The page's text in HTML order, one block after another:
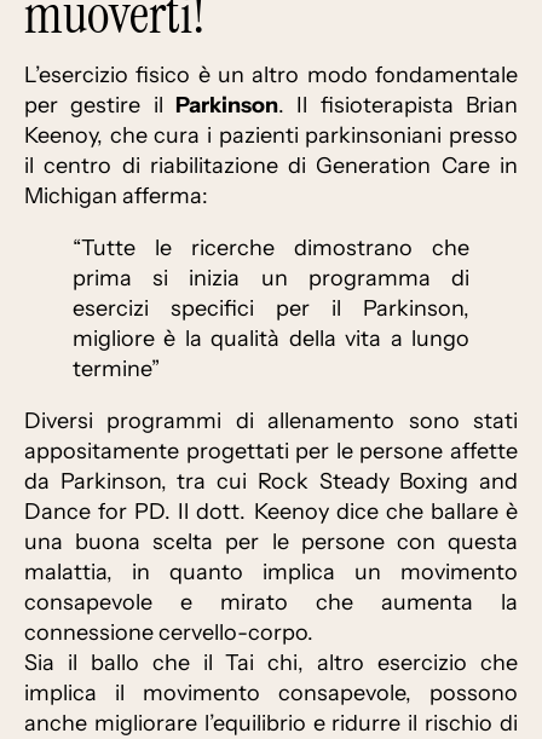
muoverti!
L’esercizio fisico è un altro modo fondamentale
per gestire il Parkinson. Il fisioterapista Brian
Keenoy, che cura i pazienti parkinsoniani presso
il centro di riabilitazione di Generation Care in
Michigan afferma:
“Tutte le ricerche dimostrano che
prima si inizia un programma di
esercizi specifici per il Parkinson,
migliore è la qualità della vita a lungo
termine”
Diversi programmi di allenamento sono stati
appositamente progettati per le persone affette
da Parkinson, tra cui Rock Steady Boxing and
Dance for PD. Il dott. Keenoy dice che ballare è
una buona scelta per le persone con questa
malattia, in quanto implica un movimento
consapevole e mirato che aumenta la
connessione cervello-corpo.
Sia il ballo che il Tai chi, altro esercizio che
implica il movimento consapevole, possono
anche migliorare l’equilibrio e ridurre il rischio di